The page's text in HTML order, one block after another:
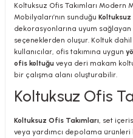
Products
Waiting
Parts
Koltuksuz Ofis Takımları Modern
Mobilyaları’nın sunduğu Koltuksuz
dekorasyonlarına uyum sağlayan
seçeneklerden oluşur. Koltuk
kullanıcılar, ofis takımına uygun
ofis koltuğu veya deri makam
bir çalışma alanı oluşturabilir.
Koltuksuz Ofis
Koltuksuz Ofis Takımları , set
veya yardımcı depolama